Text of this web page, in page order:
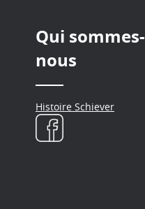
Qui sommes-
nous
Histoire Schiever